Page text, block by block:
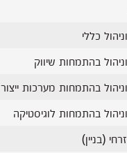
כללי
בהתמחות שיווק
בהתמחות מערכות ייצור
בהתמחות לוגיסטיקה
(בניין)